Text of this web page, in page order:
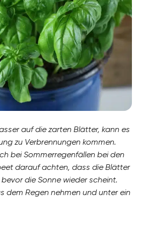
auf die zarten Blätter, kann es
zu Verbrennungen kommen.
bei Sommerregenfällen bei den
darauf achten, dass die Blätter
die Sonne wieder scheint.
dem Regen nehmen und unter ein